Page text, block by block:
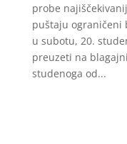
probe
puštaju ograničeni
u subotu, 20.
preuzeti na
studenoga od...